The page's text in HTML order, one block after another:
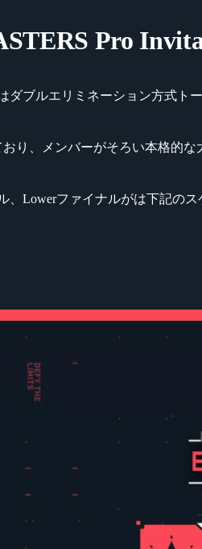
Pro
ダブルエリミネーション方式ト
り、メンバーがそろい本格的な
Lowerファイナルがは下記のス